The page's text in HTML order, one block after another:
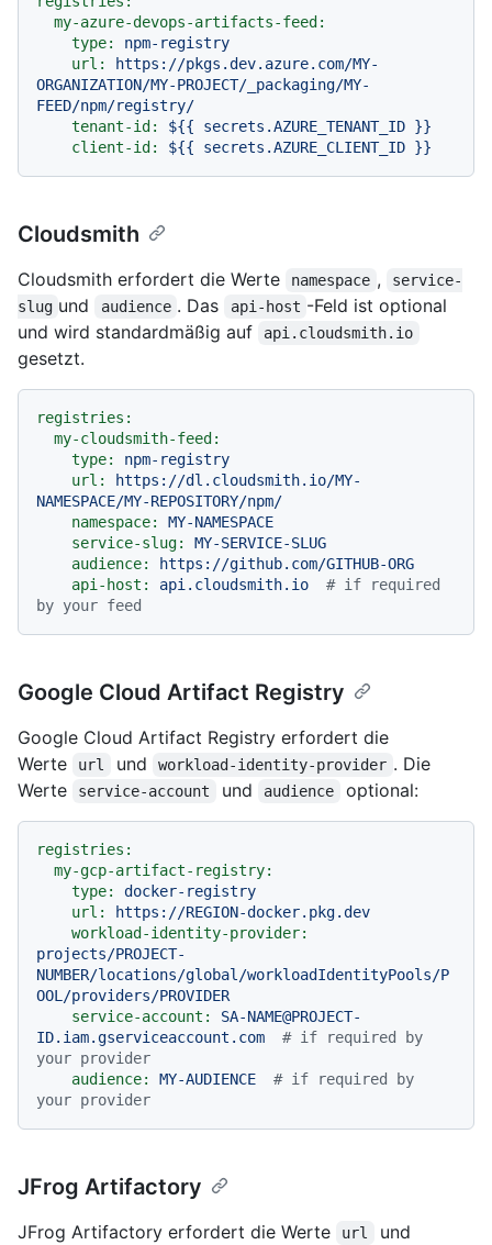
my-azure-devops-artifacts-feed:
type:
npm-registry
url:
https://pkgs.dev.azure.com/MY-
ORGANIZATION/MY-PROJECT/_packaging/MY-
FEED/npm/registry/
tenant-id:
${{ secrets.AZURE_TENANT_ID }}
client-id:
${{ secrets.AZURE_CLIENT_ID }}
Cloudsmith
Cloudsmith erfordert die Werte namespace ,
service-
slug und audience . Das api-host -Feld ist optional
und wird standardmäßig auf
api.cloudsmith.io
gesetzt.
registries:
my-cloudsmith-feed:
type:
npm-registry
url:
https://dl.cloudsmith.io/MY-
NAMESPACE/MY-REPOSITORY/npm/
namespace:
MY-NAMESPACE
service-slug:
MY-SERVICE-SLUG
audience:
https://github.com/GITHUB-ORG
api-host:
api.cloudsmith.io
# if required
by your feed
Google Cloud Artifact Registry
Google Cloud Artifact Registry erfordert die
Werte
url und workload-identity-provider . Die
Werte
service-account und audience optional:
registries:
my-gcp-artifact-registry:
type:
docker-registry
url:
https://REGION-docker.pkg.dev
workload-identity-provider:
projects/PROJECT-
NUMBER/locations/global/workloadIdentityPools/P
OOL/providers/PROVIDER
service-account:
SA-NAME@PROJECT-
ID.iam.gserviceaccount.com
# if required by
your provider
audience:
MY-AUDIENCE
# if required by
your provider
JFrog Artifactory
JFrog Artifactory erfordert die Werte url und